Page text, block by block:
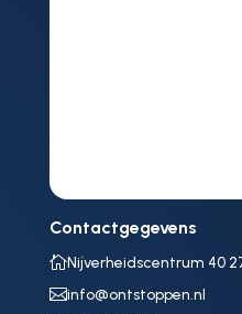
Contactgegevens
Nijverheidscentrum 40
info@ontstoppen.nl